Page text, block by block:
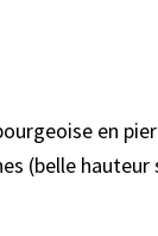
en
(belle